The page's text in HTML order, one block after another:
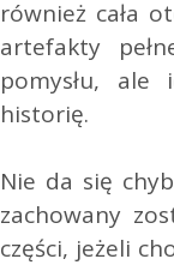
również cała
artefakty
pomysłu, ale
historię.
Nie da się
zachowany
części, jeżeli